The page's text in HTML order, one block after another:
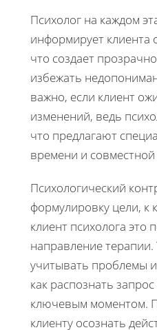
Психолог на каждом
информирует клиента
что создает
избежать
важно, если клиент
изменений, ведь
что предлагают
времени и
Психологический
формулировку цели, к
клиент психолога это
направление
учитывать проблемы
как распознать
ключевым моментом.
клиенту осознать